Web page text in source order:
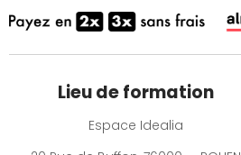
Lieu de formation
Espace Idealia